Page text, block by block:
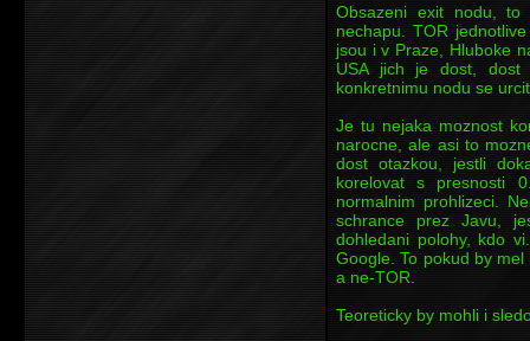
Obsazeni exit nodu,
nechapu. TOR
jsou i v Praze, Hluboke
USA jich je dost, dost
konkretnimu nodu se
Je tu nejaka moznost
narocne, ale asi to
dost otazkou, jestli
korelovat s presnosti
normalnim prohlizeci.
schrance prez Javu,
dohledani polohy, kdo
Google. To pokud by
a ne-TOR.
Teoreticky by mohli i